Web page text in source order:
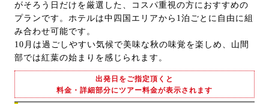
がそろう日だけを厳選した、コスパ重視の方におすすめの
プランです。ホテルは中四国エリアから1泊ごとに自由に組
み合わせ可能です。
10月は過ごしやすい気候で美味な秋の味覚を楽しめ、山間
部では紅葉の始まりを感じられます。
出発日をご指定頂くと
料金・詳細部分にツアー料金が表示されます